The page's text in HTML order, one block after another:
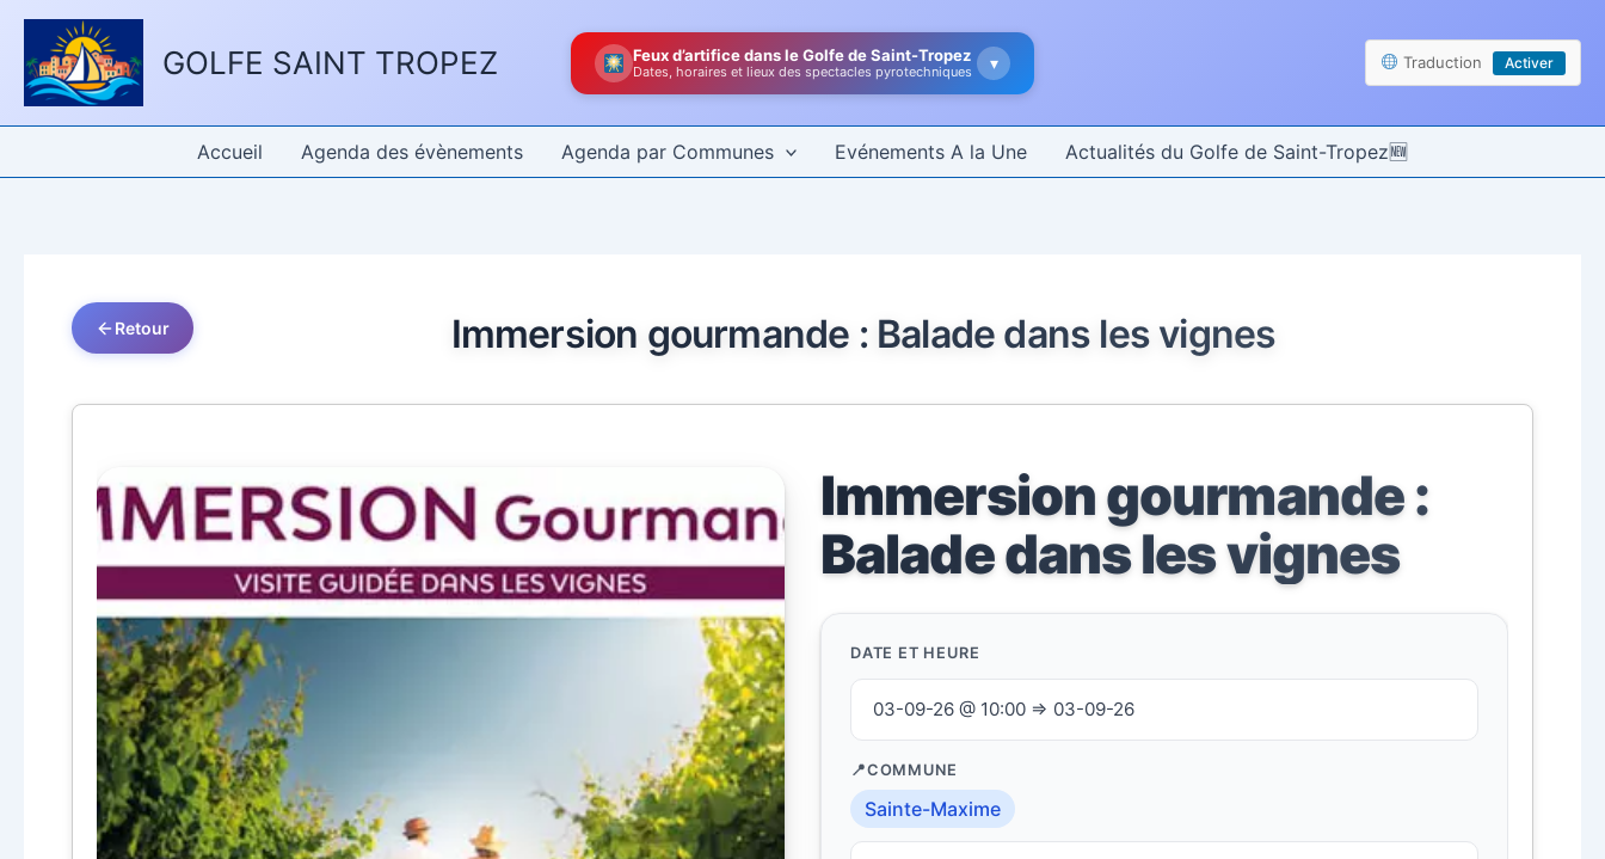
Panneau de gestion des cookies
Aller
contenu
GOLFE SAINT TROPEZ Feux d’artifice dans le Golfe de Saint-Tropez
Dates, horaires et lieux des spectacles pyrotechniques ▾ Traduction Activer
Accueil Agenda des évènements Agenda par Communes Evénements A la Une Actualités du Golfe de Saint-Tropez
Retour Immersion gourmande : Balade dans les vignes
Immersion gourmande :
Balade dans les vignes
DATE ET HEURE
03-09-26 @ 10:00 ⇒ 03-09-26
COMMUNE
Sainte-Maxime